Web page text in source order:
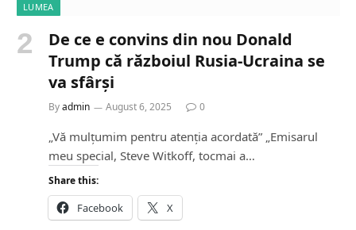
LUMEA
De ce e convins din nou Donald
Trump că războiul Rusia-Ucraina se
va sfârși
Byadmin August 6, 2025 0
„Vă mulțumim pentru atenția acordată” „Emisarul
meu special, Steve Witkoff, tocmai a…
Share this:
Facebook X